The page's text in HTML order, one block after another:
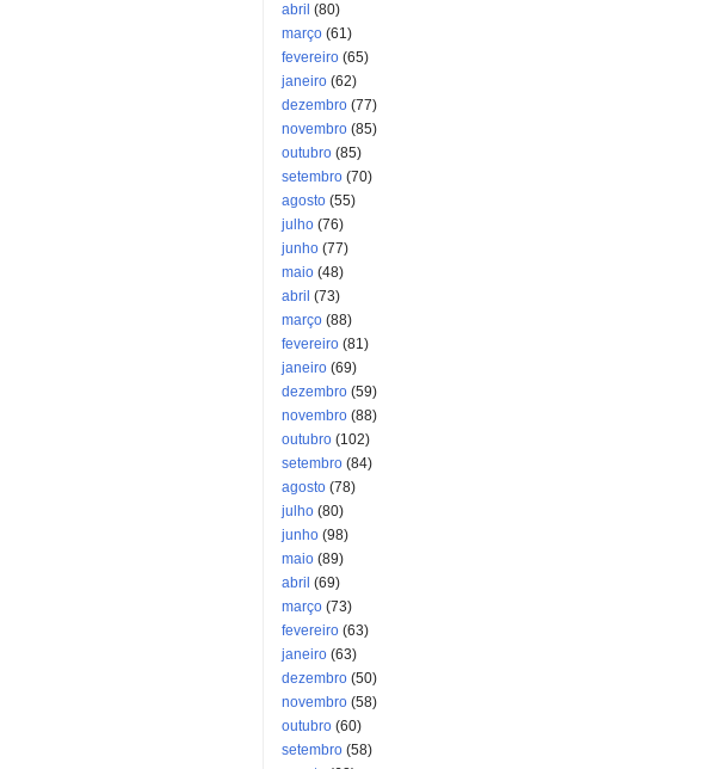
abril (80)
março (61)
fevereiro (65)
janeiro (62)
dezembro (77)
novembro (85)
outubro (85)
setembro (70)
agosto (55)
julho (76)
junho (77)
maio (48)
abril (73)
março (88)
fevereiro (81)
janeiro (69)
dezembro (59)
novembro (88)
outubro (102)
setembro (84)
agosto (78)
julho (80)
junho (98)
maio (89)
abril (69)
março (73)
fevereiro (63)
janeiro (63)
dezembro (50)
novembro (58)
outubro (60)
setembro (58)